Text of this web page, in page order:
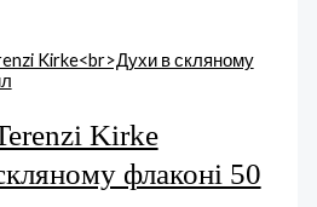
Kirke
флаконі 50